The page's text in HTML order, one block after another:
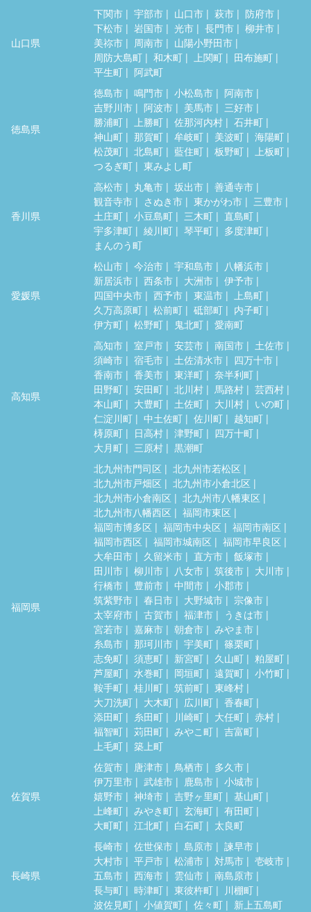
山口県
下関市 宇部市 山口市 萩市
防府市
下松市
岩国市 光市 長門市
柳井市
美祢市
周南市
山陽小野田市
周防大島町
和木町 上関町
田布施町
平生町
阿武町
徳島県
徳島市 鳴門市 小松島市
阿南市
吉野川市
阿波市 美馬市
三好市
勝浦町
上勝町 佐那河内村
石井町
神山町
那賀町 牟岐町 美波町
海陽町
松茂町
北島町 藍住町 板野町
上板町
つるぎ町
東みよし町
香川県
高松市 丸亀市 坂出市
善通寺市
観音寺市
さぬき市 東かがわ市
三豊市
土庄町
小豆島町 三木町
直島町
宇多津町
綾川町 琴平町
多度津町
まんのう町
愛媛県
松山市 今治市 宇和島市
八幡浜市
新居浜市
西条市 大洲市
伊予市
四国中央市
西予市 東温市
上島町
久万高原町
松前町 砥部町
内子町
伊方町
松野町 鬼北町 愛南町
高知県
高知市 室戸市 安芸市 南国市
土佐市
須崎市
宿毛市 土佐清水市
四万十市
香南市
香美市 東洋町
奈半利町
田野町
安田町 北川村 馬路村
芸西村
本山町
大豊町 土佐町 大川村
いの町
仁淀川町
中土佐町 佐川町
越知町
梼原町
日高村 津野町
四万十町
大月町
三原村 黒潮町
福岡県
北九州市門司区
北九州市若松区
北九州市戸畑区
北九州市小倉北区
北九州市小倉南区
北九州市八幡東区
北九州市八幡西区
福岡市東区
福岡市博多区
福岡市中央区
福岡市南区
福岡市西区
福岡市城南区
福岡市早良区
大牟田市
久留米市 直方市
飯塚市
田川市
柳川市 八女市 筑後市
大川市
行橋市
豊前市 中間市
小郡市
筑紫野市
春日市 大野城市
宗像市
太宰府市
古賀市 福津市
うきは市
宮若市
嘉麻市 朝倉市
みやま市
糸島市
那珂川市 宇美町
篠栗町
志免町
須恵町 新宮町 久山町
粕屋町
芦屋町
水巻町 岡垣町 遠賀町
小竹町
鞍手町
桂川町 筑前町
東峰村
大刀洗町
大木町 広川町
香春町
添田町
糸田町 川崎町 大任町
赤村
福智町
苅田町 みやこ町
吉富町
上毛町
築上町
佐賀県
佐賀市 唐津市 鳥栖市
多久市
伊万里市
武雄市 鹿島市
小城市
嬉野市
神埼市 吉野ヶ里町
基山町
上峰町
みやき町 玄海町
有田町
大町町
江北町 白石町 太良町
長崎県
長崎市 佐世保市 島原市
諫早市
大村市
平戸市 松浦市 対馬市
壱岐市
五島市
西海市 雲仙市
南島原市
長与町
時津町 東彼杵町
川棚町
波佐見町
小値賀町 佐々町 新上五島町